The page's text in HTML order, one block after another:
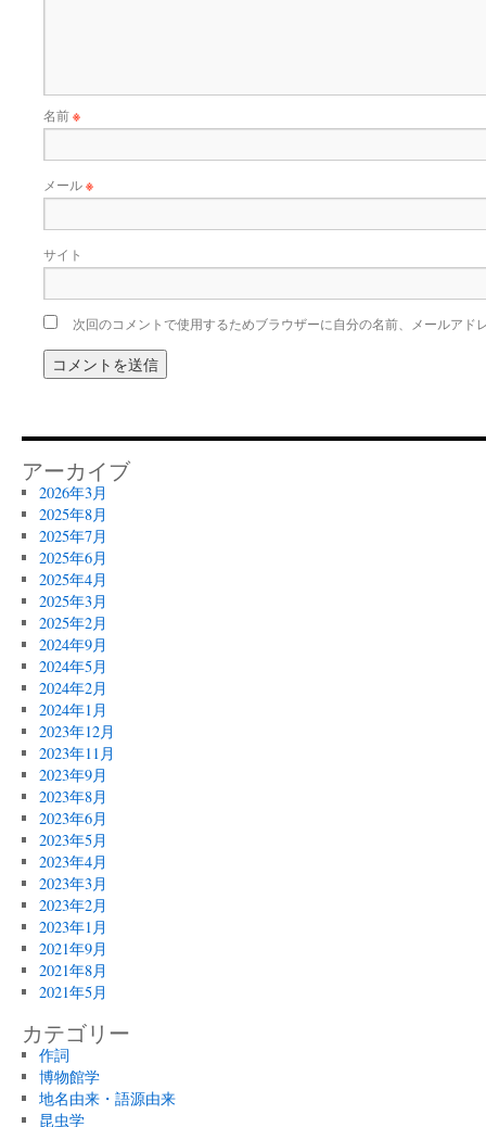
名前※
メール※
サイト
次回のコメントで使用するためブラウザーに自分の名前、メールアド
アーカイブ
2026年3月
2025年8月
2025年7月
2025年6月
2025年4月
2025年3月
2025年2月
2024年9月
2024年5月
2024年2月
2024年1月
2023年12月
2023年11月
2023年9月
2023年8月
2023年6月
2023年5月
2023年4月
2023年3月
2023年2月
2023年1月
2021年9月
2021年8月
2021年5月
カテゴリー
作詞
博物館学
地名由来・語源由来
昆虫学